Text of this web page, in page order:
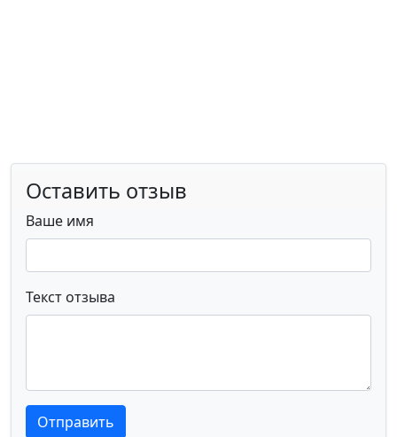
Оставить отзыв
Ваше имя
Текст отзыва
Текст отзыва
Текст отзыва
Отправить